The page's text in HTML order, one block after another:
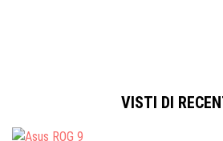
VISTI DI